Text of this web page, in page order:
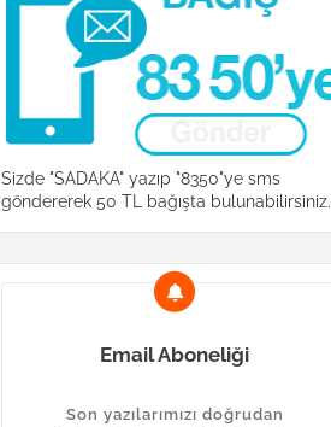
Sizde "SADAKA" yazıp "8350"ye sms
göndererek 50 TL bağışta bulunabilirsiniz.
Email Aboneliği
Son yazılarımızı doğrudan